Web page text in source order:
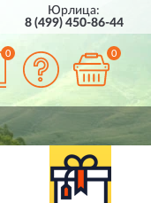
ПО ВСЕЙ РОССИИ
Юрлица:
8 (499) 450-86-44
0 0